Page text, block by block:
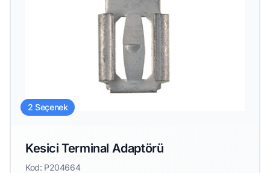
2 Seçenek
Kesici Terminal Adaptörü
Kod: P204664